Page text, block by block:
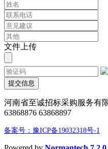
文件上传
提交信息
河南省至诚招标采购服务有
63868876 63868897
备案号：豫ICP备19032318号-1